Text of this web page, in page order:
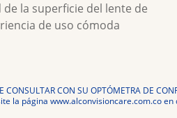
la superficie del lente de
de uso cómoda
CONSULTAR CON SU OPTÓMETRA DE
la página www.alconvisioncare.com.co